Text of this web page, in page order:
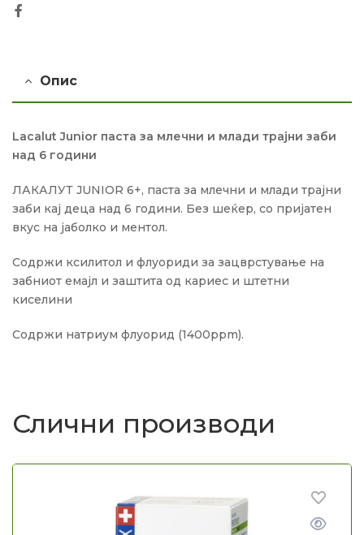
Опис
Lacalut Junior паста за млечни и млади трајни заби
над 6 години
ЛАКАЛУТ JUNIOR 6+, паста за млечни и млади трајни
заби кај деца над 6 години. Без шеќер, со пријатен
вкус на јаболко и ментол.
Содржи ксилитол и флуориди за зацврстување на
забниот емајл и заштита од кариес и штетни
киселини
Содржи натриум флуорид (1400ppm).
Слични производи